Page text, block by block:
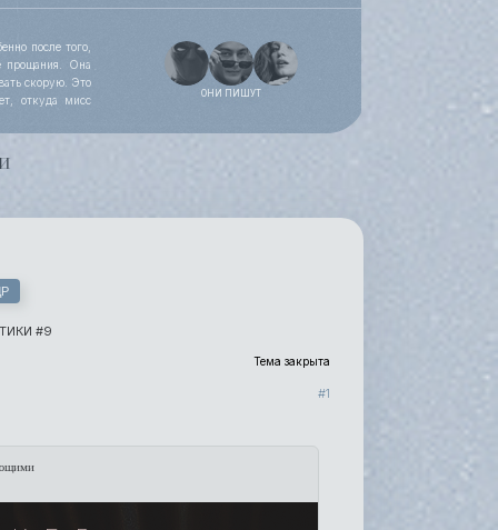
ОНИ ПИШУТ
после того,
прощания. Она
скорую. Это
откуда мисс
#9
Тема закрыта
1